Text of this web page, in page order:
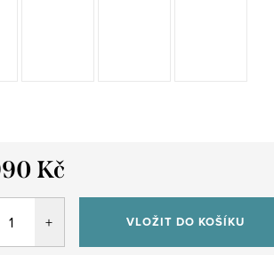
Kč
VLOŽIT DO KOŠÍKU